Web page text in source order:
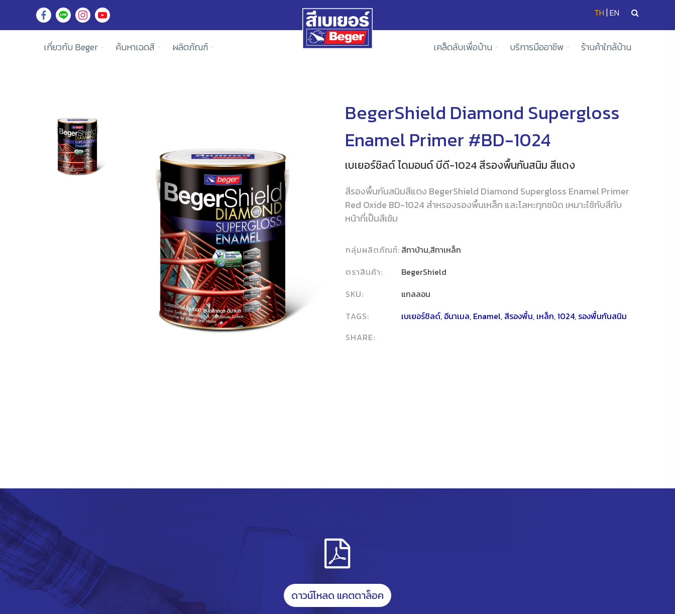
TH |EN
เกี่ยวกับ Beger ค้นหาเฉดสี ผลิตภัณฑ์ เคล็ดลับเพื่อบ้าน บริการมืออาชีพ ร้านค้าใกล้บ้าน
BegerShield Diamond Supergloss
Enamel Primer #BD-1024
เบเยอร์ชิลด์ ไดมอนด์ บีดี-1024 สีรองพื้นกันสนิม สีแดง
สีรองพื้นกันสนิมสีแดง BegerShield Diamond Supergloss Enamel Primer
Red Oxide BD-1024 สำหรองรองพื้นเหล็ก และโลหะทุกชนิด เหมาะใช้กับสีทับ
หน้าที่เป็นสีเข้ม
กลุ่มผลิตภัณฑ์: สีทาบ้าน,สีทาเหล็ก
ตราสินค้า:
BegerShield
SKU:
แกลลอน
TAGS:
เบเยอร์ชิลด์, อีนาเมล, Enamel, สีรองพื้น, เหล็ก,1024, รองพื้นกันสนิม
SHARE:
ดาวน์โหลด แคตตาล็อค